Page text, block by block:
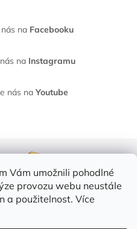
Vám umožnili pohodlné
provozu webu neustále
a použitelnost. Více
na Facebooku
na Instagramu
nás na Youtube